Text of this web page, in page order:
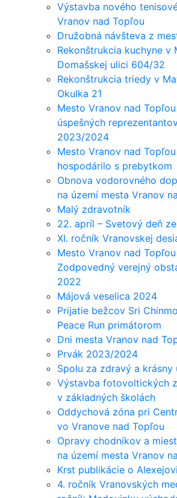
Výstavba nového
Vranov nad Topľou
Družobná návšteva z
Rekonštrukcia kuchyne v
Domašskej ulici 604/32
Rekonštrukcia triedy v
Okulka 21
Mesto Vranov nad
úspešných
2023/2024
Mesto Vranov nad
hospodárilo s prebytkom
Obnova vodorovného
na území mesta Vranov
Malý zdravotník
22. apríl – Svetový deň
XI. ročník Vranovskej
Mesto Vranov nad
Zodpovedný verejný
2022
Májová veselica 2024
Prijatie bežcov Sri
Peace Run primátorom
Dni mesta Vranov nad
Prvák 2023/2024
Spolu za zdravý a krásny
Výstavba fotovoltických
v základných školách
Oddychová zóna pri
vo Vranove nad Topľou
Opravy chodníkov a
na území mesta Vranov
Krst publikácie o
4. ročník Vranovských